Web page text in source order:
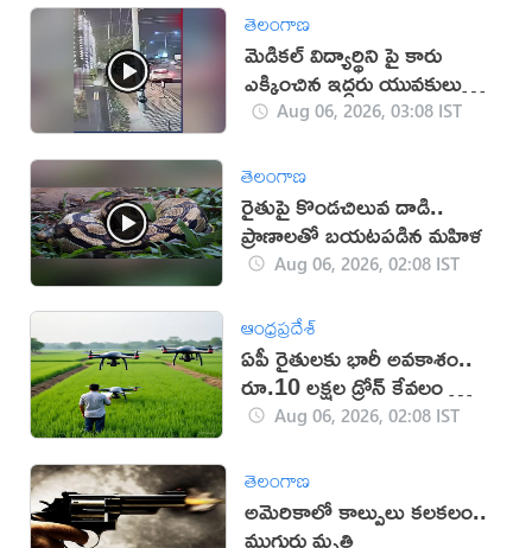
తెలంగాణ
మెడికల్ విద్యార్థిని పై కారు
ఎక్కించిన ఇద్దరు యువకులు
(వీడియో)
Aug 06, 2026, 03:08 IST
తెలంగాణ
రైతుపై కొండచిలువ దాడి..
ప్రాణాలతో బయటపడిన మహిళ
Aug 06, 2026, 02:08 IST
ఆంధ్రప్రదేశ్
ఏపీ రైతులకు భారీ అవకాశం..
రూ.10 లక్షల డ్రోన్ కేవలం రూ.2
లక్షలకే!Aug 06, 2026, 02:08 IST
తెలంగాణ
అమెరికాలో కాల్పులు కలకలం..
ముగ్గురు మృతి